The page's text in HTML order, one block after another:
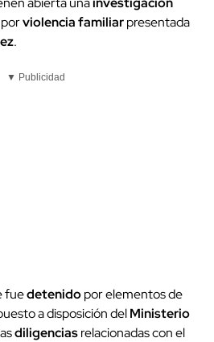
porviolencia familiarpresentada
.
▼ Publicidad
fuedetenidopor elementos de
a disposición delMinisterio
diligenciasrelacionadas con el